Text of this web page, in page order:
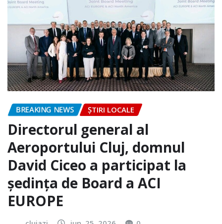
BREAKING NEWS ȘTIRI LOCALE
Directorul general al
Aeroportului Cluj, domnul
David Ciceo a participat la
ședința de Board a ACI
EUROPE